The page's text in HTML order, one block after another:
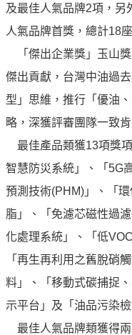
品
牌
零
中
油
色
守
護
友
愛
油
深
耕
及最佳人氣品牌2項，另
人氣品牌首獎，總計18
「傑出企業獎」玉山
傑出貢獻，台灣中油過
型」思維，推行「優油
略，深獲評審團隊一致
最佳產品類獲13項獎
智慧防災系統」、「5G
預測技術(PHM)」、「
脂」、「免濾芯磁性過
化處理系統」、「低
「再生再利用之舊脫硝
料」、「移動式碳捕捉
示平台」及「油品污染
最佳人氣品牌類獲得